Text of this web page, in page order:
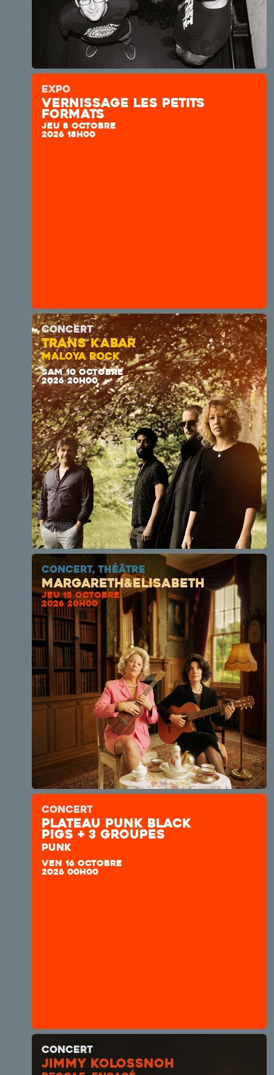
EXPO
Vernissage les petits
formats
JEU 8 OCTOBRE
2026 18H00
CONCERT
TRANS KABAR
MALOYA ROCK
SAM 10 OCTOBRE
2026 20H00
CONCERT, THÉÂTRE
Margareth&Elisabeth
JEU 15 OCTOBRE
2026 20H00
CONCERT
plateau punk Black
Pigs + 3 groupes
PUNK
VEN 16 OCTOBRE
2026 00H00
CONCERT
JIMMY KOLOSSNOH